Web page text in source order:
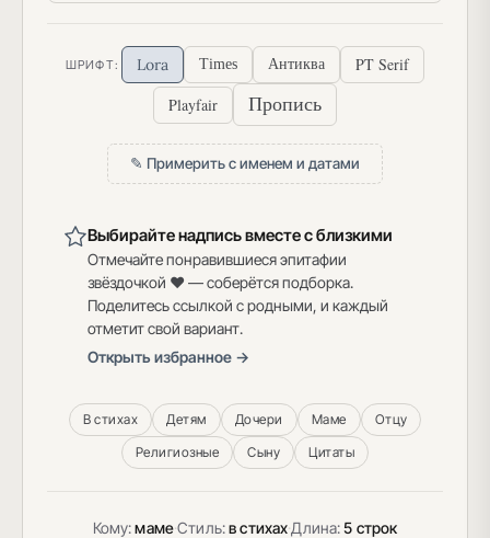
ШРИФТ: Lora Times Антиква
PT Serif
Playfair
Пропись
✎ Примерить с именем и датами
Выбирайте надпись вместе с близкими
Отмечайте понравившиеся эпитафии
звёздочкой ♥ — соберётся подборка.
Поделитесь ссылкой с родными, и каждый
отметит свой вариант.
Открыть избранное →
В стихах Детям Дочери Маме
Отцу
Религиозные
Сыну Цитаты
Кому:маме·Стиль:в стихах·Длина:5 строк